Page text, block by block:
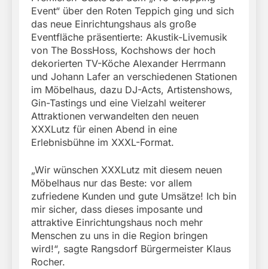
Event“ über den Roten Teppich ging und sich
das neue Einrichtungshaus als große
Eventfläche präsentierte: Akustik-Livemusik
von The BossHoss, Kochshows der hoch
dekorierten TV-Köche Alexander Herrmann
und Johann Lafer an verschiedenen Stationen
im Möbelhaus, dazu DJ-Acts, Artistenshows,
Gin-Tastings und eine Vielzahl weiterer
Attraktionen verwandelten den neuen
XXXLutz für einen Abend in eine
Erlebnisbühne im XXXL-Format.
„Wir wünschen XXXLutz mit diesem neuen
Möbelhaus nur das Beste: vor allem
zufriedene Kunden und gute Umsätze! Ich bin
mir sicher, dass dieses imposante und
attraktive Einrichtungshaus noch mehr
Menschen zu uns in die Region bringen
wird!“, sagte Rangsdorf Bürgermeister Klaus
Rocher.